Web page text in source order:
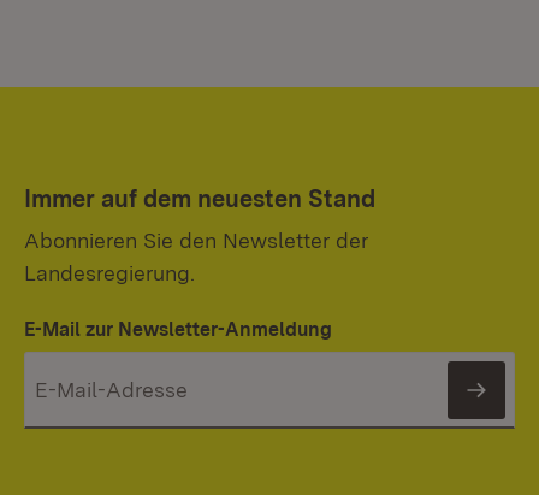
Immer auf dem neuesten Stand
Abonnieren Sie den Newsletter der
Landesregierung.
E-Mail zur Newsletter-Anmeldung